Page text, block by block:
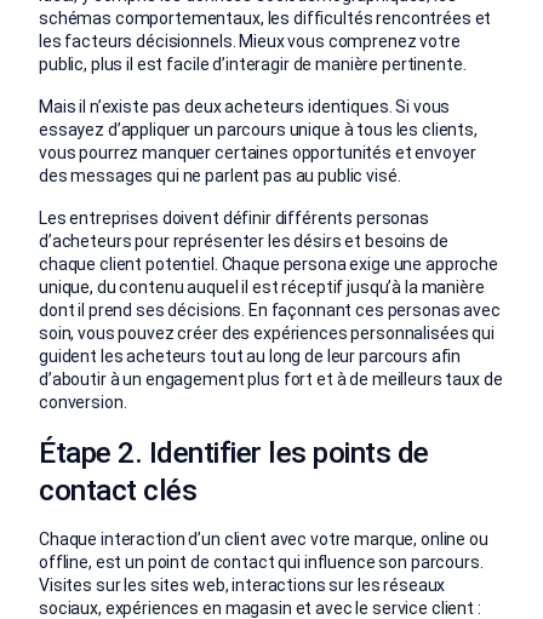
schémas comportementaux, les difficultés rencontrées et
les facteurs décisionnels. Mieux vous comprenez votre
public, plus il est facile d’interagir de manière pertinente.
Mais il n’existe pas deux acheteurs identiques. Si vous
essayez d’appliquer un parcours unique à tous les clients,
vous pourrez manquer certaines opportunités et envoyer
des messages qui ne parlent pas au public visé.
Les entreprises doivent définir différents personas
d’acheteurs pour représenter les désirs et besoins de
chaque client potentiel. Chaque persona exige une approche
unique, du contenu auquel il est réceptif jusqu’à la manière
dont il prend ses décisions. En façonnant ces personas avec
soin, vous pouvez créer des expériences personnalisées qui
guident les acheteurs tout au long de leur parcours afin
d’aboutir à un engagement plus fort et à de meilleurs taux de
conversion.
Étape 2. Identifier les points de
contact clés
Chaque interaction d’un client avec votre marque, online ou
offline, est un point de contact qui influence son parcours.
Visites sur les sites web, interactions sur les réseaux
sociaux, expériences en magasin et avec le service client :